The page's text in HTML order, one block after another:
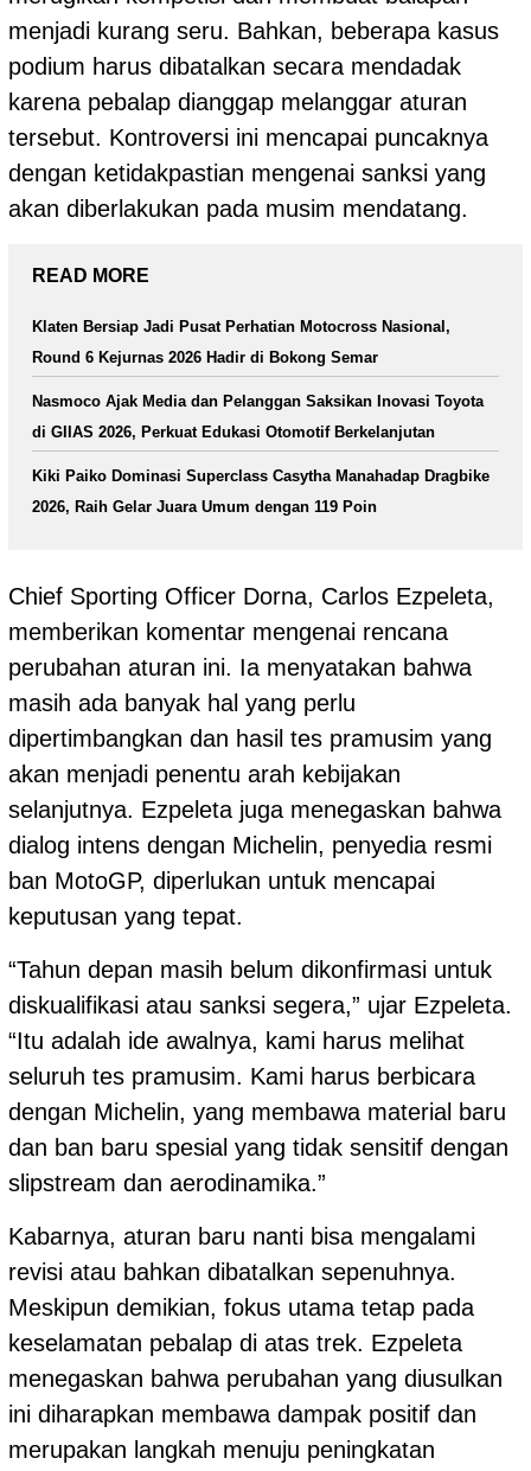
menjadi kurang seru. Bahkan, beberapa kasus
podium harus dibatalkan secara mendadak
karena pebalap dianggap melanggar aturan
tersebut. Kontroversi ini mencapai puncaknya
dengan ketidakpastian mengenai sanksi yang
akan diberlakukan pada musim mendatang.
READ MORE
Klaten Bersiap Jadi Pusat Perhatian Motocross Nasional,
Round 6 Kejurnas 2026 Hadir di Bokong Semar
Nasmoco Ajak Media dan Pelanggan Saksikan Inovasi Toyota
di GIIAS 2026, Perkuat Edukasi Otomotif Berkelanjutan
Kiki Paiko Dominasi Superclass Casytha Manahadap Dragbike
2026, Raih Gelar Juara Umum dengan 119 Poin
Chief Sporting Officer Dorna, Carlos Ezpeleta,
memberikan komentar mengenai rencana
perubahan aturan ini. Ia menyatakan bahwa
masih ada banyak hal yang perlu
dipertimbangkan dan hasil tes pramusim yang
akan menjadi penentu arah kebijakan
selanjutnya. Ezpeleta juga menegaskan bahwa
dialog intens dengan Michelin, penyedia resmi
ban MotoGP, diperlukan untuk mencapai
keputusan yang tepat.
“Tahun depan masih belum dikonfirmasi untuk
diskualifikasi atau sanksi segera,” ujar Ezpeleta.
“Itu adalah ide awalnya, kami harus melihat
seluruh tes pramusim. Kami harus berbicara
dengan Michelin, yang membawa material baru
dan ban baru spesial yang tidak sensitif dengan
slipstream dan aerodinamika.”
Kabarnya, aturan baru nanti bisa mengalami
revisi atau bahkan dibatalkan sepenuhnya.
Meskipun demikian, fokus utama tetap pada
keselamatan pebalap di atas trek. Ezpeleta
menegaskan bahwa perubahan yang diusulkan
ini diharapkan membawa dampak positif dan
merupakan langkah menuju peningkatan